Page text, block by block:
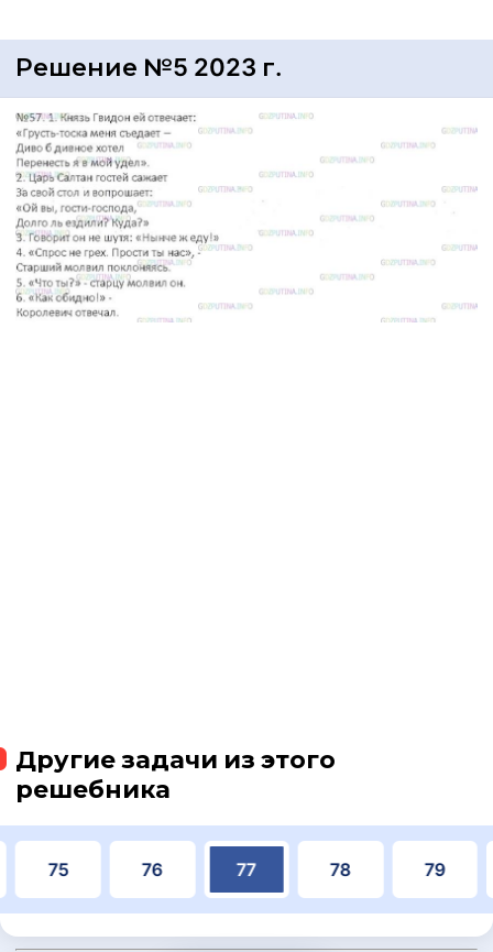
Решение №5 2023 г.
Другие задачи из этого
решебника
75 76 77 78 79